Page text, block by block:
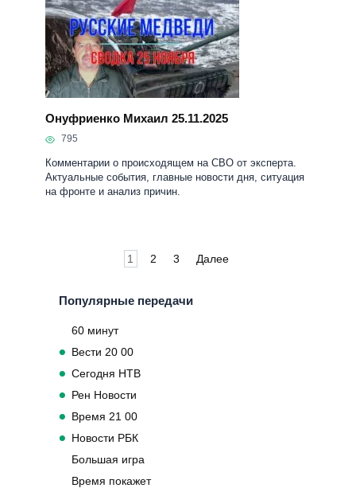
Онуфриенко Михаил 25.11.2025
795
Комментарии о происходящем на СВО от эксперта.
Актуальные события, главные новости дня, ситуация
на фронте и анализ причин.
1 2 3 Далее
Популярные передачи
60 минут
Вести 20 00
Сегодня НТВ
Рен Новости
Время 21 00
Новости РБК
Большая игра
Время покажет